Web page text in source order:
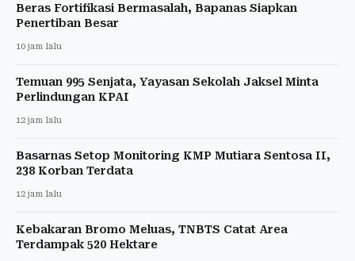
Beras Fortifikasi Bermasalah, Bapanas Siapkan
Penertiban Besar
10 jam lalu
Temuan 995 Senjata, Yayasan Sekolah Jaksel Minta
Perlindungan KPAI
12 jam lalu
Basarnas Setop Monitoring KMP Mutiara Sentosa II,
238 Korban Terdata
12 jam lalu
Kebakaran Bromo Meluas, TNBTS Catat Area
Terdampak 520 Hektare